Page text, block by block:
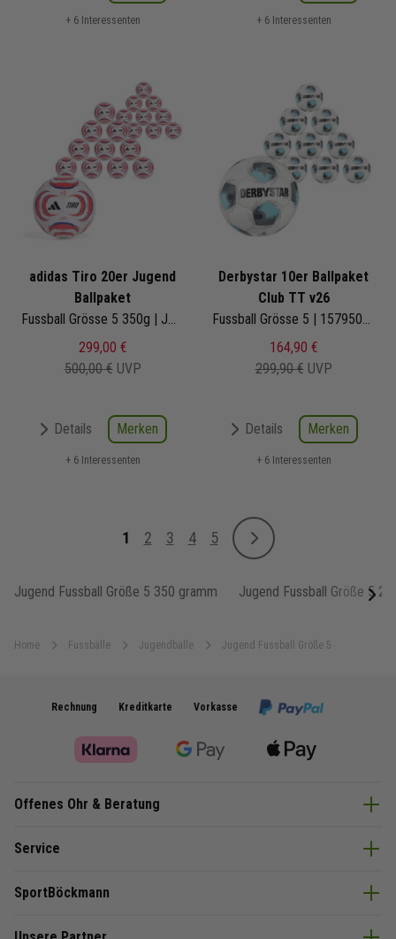
Home Fussbälle Jugendbälle Jugend Fussball Größe 5
+ 6 Interessenten + 6 Interessenten
adidas Tiro 20er Jugend
Ballpaket
299,00 €
500,00 € UVP
Details Merken
+ 6 Interessenten
Derbystar 10er Ballpaket
Club TT v26
164,90 €
299,90 € UVP
Details Merken
+ 6 Interessenten
Sie lesen gerade Seite
1
Seite
2
Seite
3
Seite
4
Seite
5
Weiter
Rechnung Kreditkarte Vorkasse
Offenes Ohr & Beratung
Service
SportBöckmann
Jugend Fussball Größe 5 350 gramm
Jugend Fussball Größe 5